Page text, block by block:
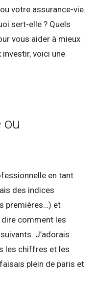
votre assurance-vie.
sert-elle ? Quels
vous aider à mieux
voici une
ou
en tant
des indices
premières…) et
dire comment les
J’adorais
les chiffres et les
plein de paris et